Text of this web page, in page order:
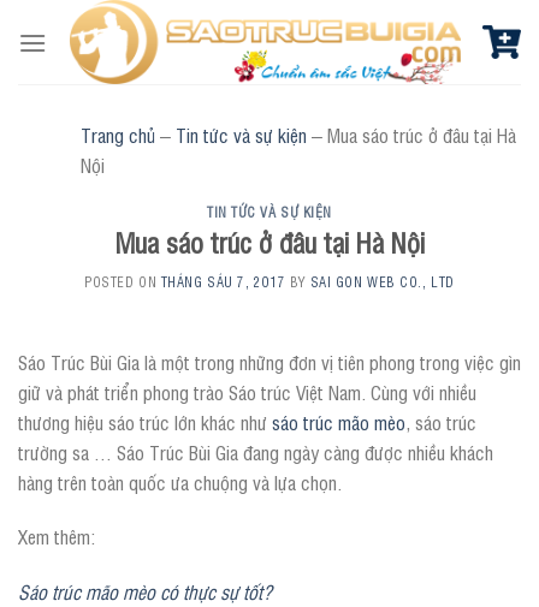
Trang chủ – Tin tức và sự kiện –Mua sáo trúc ở đâu tại Hà
Nội
TIN TỨC VÀ SỰ KIỆN
Mua sáo trúc ở đâu tại Hà Nội
POSTED ON THÁNG SÁU 7, 2017 BY SAI GON WEB CO., LTD
Sáo Trúc Bùi Gia là một trong những đơn vị tiên phong trong việc gìn
giữ và phát triển phong trào Sáo trúc Việt Nam. Cùng với nhiều
thương hiệu sáo trúc lớn khác như sáo trúc mão mèo, sáo trúc
trường sa … Sáo Trúc Bùi Gia đang ngày càng được nhiều khách
hàng trên toàn quốc ưa chuộng và lựa chọn.
Xem thêm:
Sáo trúc mão mèo có thực sự tốt?